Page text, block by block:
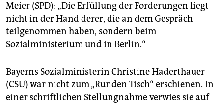
Meier (SPD): „Die Erfüllung der Forderungen liegt
nicht in der Hand derer, die an dem Gespräch
teilgenommen haben, sondern beim
Sozialministerium und in Berlin.“
Bayerns Sozialministerin Christine Haderthauer
(CSU) war nicht zum „Runden Tisch“ erschienen. In
einer schriftlichen Stellungnahme verwies sie auf